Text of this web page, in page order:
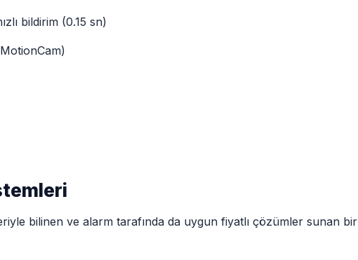
bildirim (0.15 sn)
bilinen ve alarm tarafında da uygun fiyatlı çözümler sunan bir